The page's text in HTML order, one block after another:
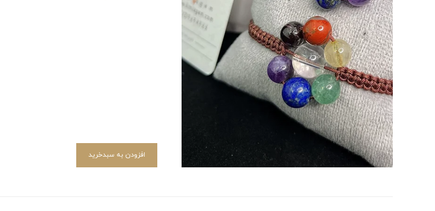
افزودن به سبدخرید